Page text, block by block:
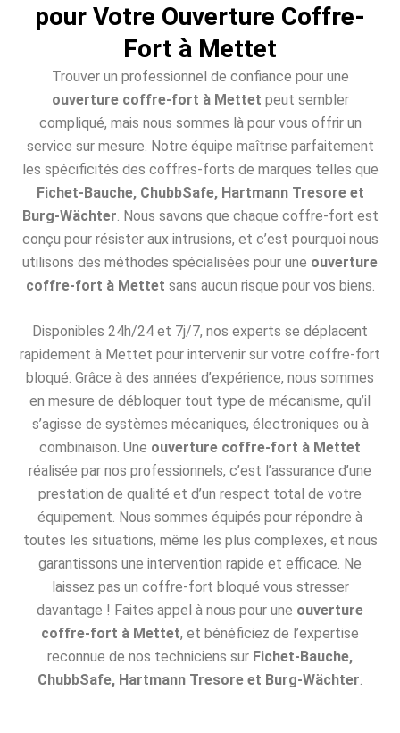
pour Votre Ouverture Coffre-
Fort à Mettet
Trouver un professionnel de confiance pour une
ouverture coffre-fort à Mettet peut sembler
compliqué, mais nous sommes là pour vous offrir un
service sur mesure. Notre équipe maîtrise parfaitement
les spécificités des coffres-forts de marques telles que
Fichet-Bauche, ChubbSafe, Hartmann Tresore et
Burg-Wächter . Nous savons que chaque coffre-fort est
conçu pour résister aux intrusions, et c’est pourquoi nous
utilisons des méthodes spécialisées pour une ouverture
coffre-fort à Mettet sans aucun risque pour vos biens.
Disponibles 24h/24 et 7j/7, nos experts se déplacent
rapidement à Mettet pour intervenir sur votre coffre-fort
bloqué. Grâce à des années d’expérience, nous sommes
en mesure de débloquer tout type de mécanisme, qu’il
s’agisse de systèmes mécaniques, électroniques ou à
combinaison. Une ouverture coffre-fort à Mettet
réalisée par nos professionnels, c’est l’assurance d’une
prestation de qualité et d’un respect total de votre
équipement. Nous sommes équipés pour répondre à
toutes les situations, même les plus complexes, et nous
garantissons une intervention rapide et efficace. Ne
laissez pas un coffre-fort bloqué vous stresser
davantage ! Faites appel à nous pour une ouverture
coffre-fort à Mettet, et bénéficiez de l’expertise
reconnue de nos techniciens sur Fichet-Bauche,
ChubbSafe, Hartmann Tresore et Burg-Wächter.